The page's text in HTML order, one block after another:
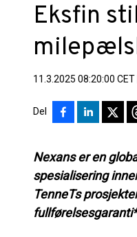
Eksfin
11.3.2025 08:20:00 CET
Del
Nexans er en
spesialisering
TenneTs